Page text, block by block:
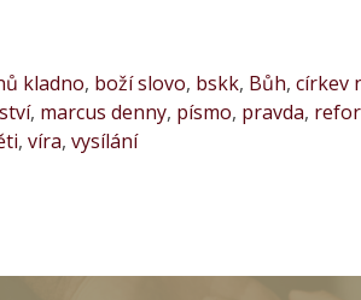
kladno, boží slovo, bskk, Bůh, církev
, marcus denny, písmo, pravda,
, víra, vysílání